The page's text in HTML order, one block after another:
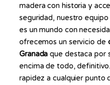
madera con historia y
seguridad, nuestro
es un mundo con
ofrecemos un servicio de
Granada que destaca por
encima de todo,
rapidez a cualquier punto